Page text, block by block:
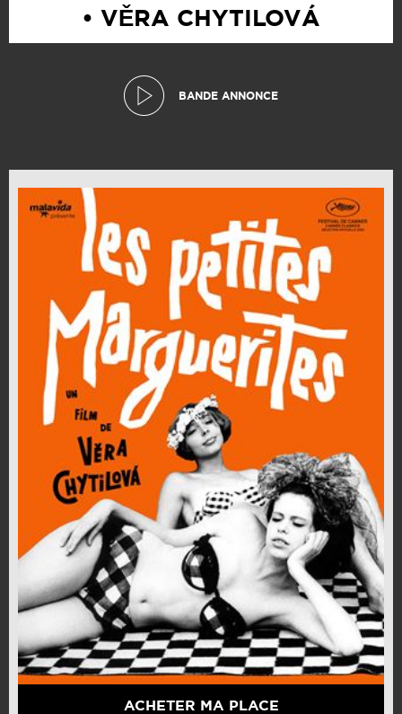
• VĚRA CHYTILOVÁ
BANDE ANNONCE
ACHETER MA PLACE